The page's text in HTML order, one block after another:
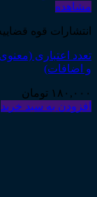
مشاهده
انتشارات قوه
تعدد اعتباری
و اضافات)
۱۸۰,۰۰۰ تومان
افزودن به سبد خرید